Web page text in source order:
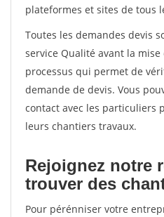
plateformes et sites de tous
Toutes les demandes devis
service Qualité avant la
processus qui permet de
demande de devis. Vous
contact avec les particuliers
leurs chantiers travaux.
Rejoignez notre
trouver des
Pour pérénniser votre